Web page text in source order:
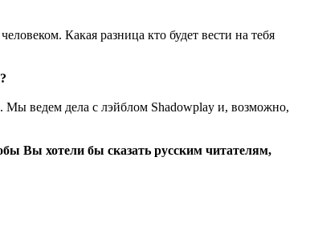
Какая разница кто будет вести на тебя
Мы ведем дела с лэйблом Shadowplay и, возможно,
Вы хотели бы сказать русским читателям,